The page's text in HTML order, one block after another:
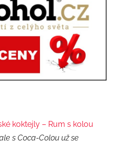
koktejly – Rum s kolou
s Coca-Colou už se